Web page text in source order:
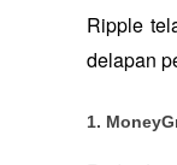
Ripple
delapan
1.